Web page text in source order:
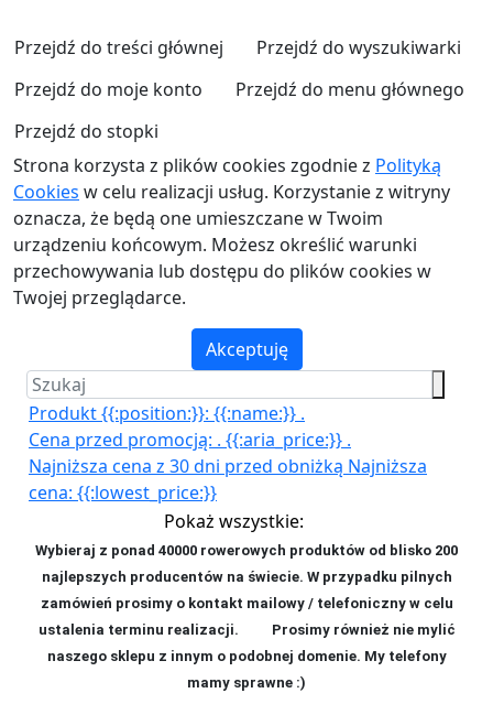
Przejdź do treści głównej
Przejdź do wyszukiwarki
Przejdź do moje konto
Przejdź do menu głównego
Przejdź do stopki
Strona korzysta z plików cookies zgodnie z Polityką
Cookies w celu realizacji usług. Korzystanie z witryny
oznacza, że będą one umieszczane w Twoim
urządzeniu końcowym. Możesz określić warunki
przechowywania lub dostępu do plików cookies w
Twojej przeglądarce.
Akceptuję
Produkt {{:position:}}: {{:name:}} .
Cena przed promocją: . {{:aria_price:}} .
Najniższa cena z 30 dni przed obniżką Najniższa
cena: {{:lowest_price:}}
Pokaż wszystkie:
Wybieraj z ponad 40000 rowerowych produktów od blisko 200
najlepszych producentów na świecie. W przypadku pilnych
zamówień prosimy o kontakt mailowy / telefoniczny w celu
ustalenia terminu realizacji. Prosimy również nie mylić
naszego sklepu z innym o podobnej domenie. My telefony
mamy sprawne :)